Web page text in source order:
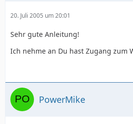
20. Juli 2005 um 20:01
Sehr gute Anleitung!
Ich nehme an Du hast Zugang zum
PowerMike